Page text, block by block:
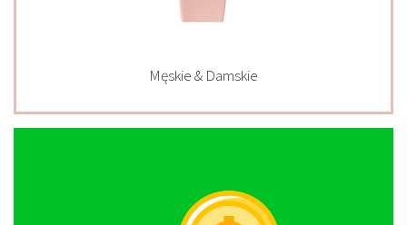
Męskie & Damskie